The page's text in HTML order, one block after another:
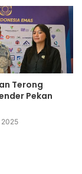
Terong
Pekan
2025